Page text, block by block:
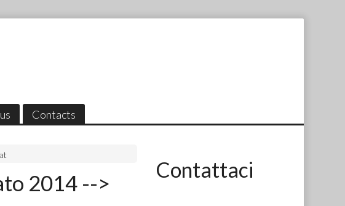
Contacts
2014 -->
Contattaci